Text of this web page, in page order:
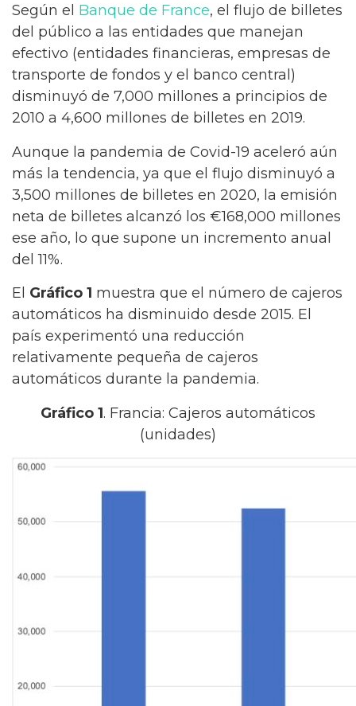
Según el Banque de France, el flujo de billetes
del público a las entidades que manejan
efectivo (entidades financieras, empresas de
transporte de fondos y el banco central)
disminuyó de 7,000 millones a principios de
2010 a 4,600 millones de billetes en 2019.
Aunque la pandemia de Covid-19 aceleró aún
más la tendencia, ya que el flujo disminuyó a
3,500 millones de billetes en 2020, la emisión
neta de billetes alcanzó los €168,000 millones
ese año, lo que supone un incremento anual
del 11%.
El Gráfico 1 muestra que el número de cajeros
automáticos ha disminuido desde 2015. El
país experimentó una reducción
relativamente pequeña de cajeros
automáticos durante la pandemia.
Gráfico 1. Francia: Cajeros automáticos
(unidades)